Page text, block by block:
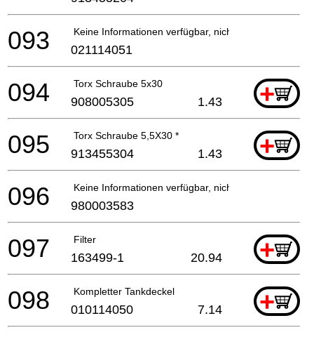
Keine Informationen verfügbar, nicht bestellbar
093 021114051
Torx Schraube 5x30 +
094 908005305 1.43
Torx Schraube 5,5X30 * +
095 913455304 1.43
Keine Informationen verfügbar, nicht bestellbar
096 980003583
Filter +
097 163499-1 20.94
Kompletter Tankdeckel +
098 010114050 7.14